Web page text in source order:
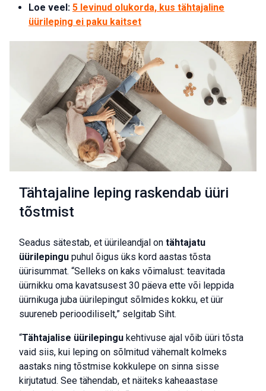
Loe veel: 5 levinud olukorda, kus tähtajaline
üürileping ei paku kaitset
Tähtajaline leping raskendab üüri
tõstmist
Seadus sätestab, et üürileandjal on tähtajatu
üürilepingu puhul õigus üks kord aastas tõsta
üürisummat. “Selleks on kaks võimalust: teavitada
üürnikku oma kavatsusest 30 päeva ette või leppida
üürnikuga juba üürilepingut sõlmides kokku, et üür
suureneb perioodiliselt,” selgitab Siht.
“Tähtajalise üürilepingu kehtivuse ajal võib üüri tõsta
vaid siis, kui leping on sõlmitud vähemalt kolmeks
aastaks ning tõstmise kokkulepe on sinna sisse
kirjutatud. See tähendab, et näiteks kaheaastase